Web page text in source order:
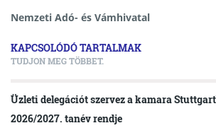
Nemzeti Adó- és Vámhivatal
KAPCSOLÓDÓ TARTALMAK
TUDJON MEG TÖBBET.
Üzleti delegációt szervez a kamara
2026/2027. tanév rendje